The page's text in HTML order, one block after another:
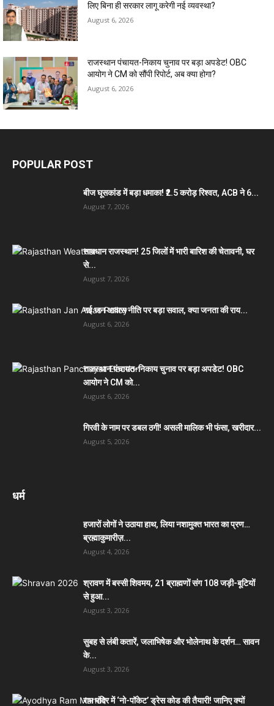
लिए बिना ही सरकार लागू करेगी नई व्यवस्था?
August 6, 2026
राजस्थान पंचायत-निकाय चुनाव पर बड़ा अपडेट! OBC
आयोग ने CM को सौंपी रिपोर्ट, अब क्या होगा?
August 6, 2026
POPULAR POST
बीज घूसकांड में बड़ा धमाका! ₹2.5 करोड़ रिश्वत, ACB ने 6...
August 7, 2026
सावधान राजस्थान! 25 जिलों में भारी बारिश की चेतावनी, घर
से...
August 7, 2026
नई जन आवास नीति पर बड़ा सवाल, क्या जनता की राय...
August 6, 2026
राजस्थान पंचायत-निकाय चुनाव पर बड़ा अपडेट! OBC
आयोग ने CM को...
August 6, 2026
गिरवी के नाम पर डबल ठगी! असली मालिक भी फंसा, खरीदार...
August 5, 2026
धर्म
हजारों लोगों ने उठाया हाथ, लिया नशामुक्त भारत का प्रण…
ब्रह्माकुमारीज़...
August 4, 2026
श्रावण में बस्सी शिवमय, 21 ब्राह्मणों संग 108 जड़ी-बूटियों
से हुआ...
August 3, 2026
सुबह से लंबी कतारें, जलाभिषेक और भोलेनाथ के दर्शन… सावन
के...
August 3, 2026
राम मंदिर में ‘नो-पॉकेट’ ड्रेस कोड की तैयारी! जानिए क्यों